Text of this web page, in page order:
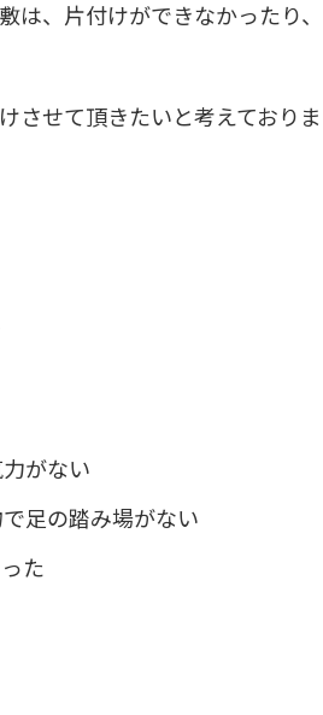
は、片付けができなかったり
せて頂きたいと考えておりま
がない
足の踏み場がない
た